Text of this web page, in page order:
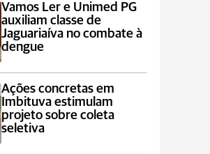
Vamos Ler e Unimed PG
auxiliam classe de
Jaguariaíva no combate à
dengue
Ações concretas em
Imbituva estimulam
projeto sobre coleta
seletiva